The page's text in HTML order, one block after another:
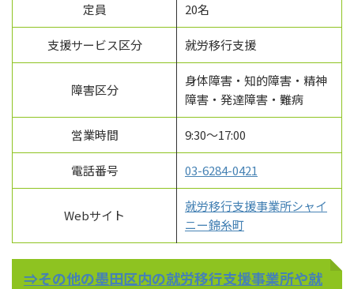
定員 20名
支援サービス区分 就労移行支援
障害区分
身体障害・知的障害・精神
障害・発達障害・難病
営業時間 9:30～17:00
電話番号 03-6284-0421
Webサイト
就労移行支援事業所シャイ
ニー錦糸町
⇒その他の墨田区内の就労移行支援事業所や就